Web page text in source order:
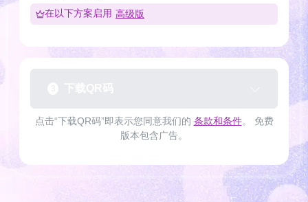
在以下方案启用 高级版
点击“下载QR码”即表示您同意我们的 条款和条件。 免费
版本包含广告。